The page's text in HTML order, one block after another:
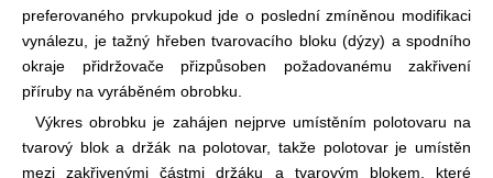
preferovaného prvkupokud jde o poslední zmíněnou modifikaci
vynálezu, je tažný hřeben tvarovacího bloku (dýzy) a spodního
okraje přidržovače přizpůsoben požadovanému zakřivení
příruby na vyráběném obrobku.
Výkres obrobku je zahájen nejprve umístěním polotovaru na
tvarový blok a držák na polotovar, takže polotovar je umístěn
mezi zakřivenými částmi držáku a tvarovým blokem, které